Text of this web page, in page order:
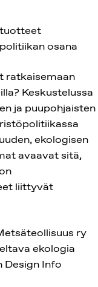
osana
ratkaisemaan
Keskustelussa
ja puupohjaisten
ekologisen
avaavat sitä,
liittyvät
ry
ekologia
Design Info